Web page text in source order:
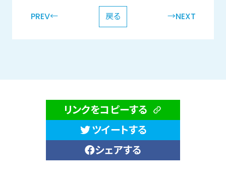
PREV← 戻る →NEXT
リンクをコピーする
ツイートする
シェアする